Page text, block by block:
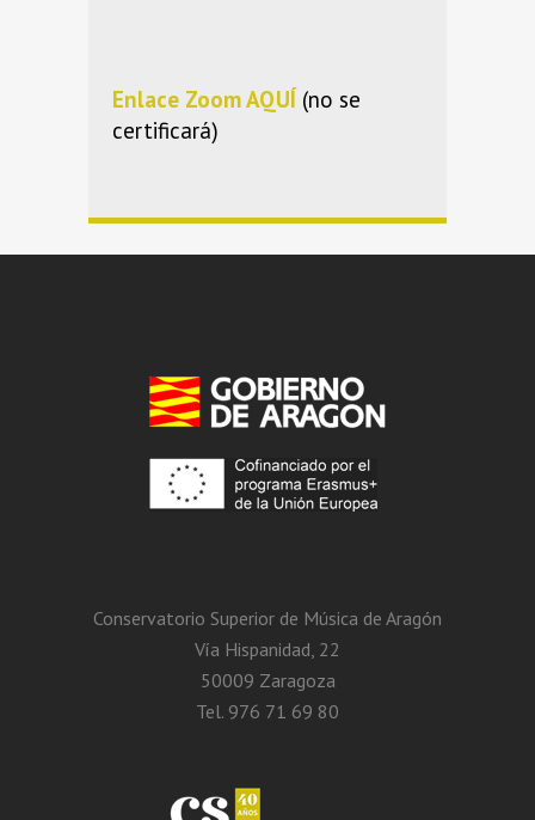
Enlace Zoom AQUÍ (no se
certificará)
Conservatorio Superior de Música de Aragón
Vía Hispanidad, 22
50009 Zaragoza
Tel. 976 71 69 80